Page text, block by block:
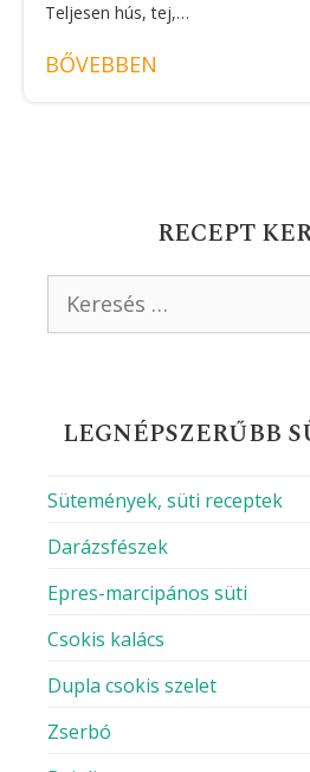
Teljesen hús, tej,…
BŐVEBBEN
RECEPT
LEGNÉPSZERŰBB
Sütemények, süti receptek
Darázsfészek
Epres-marcipános süti
Csokis kalács
Dupla csokis szelet
Zserbó